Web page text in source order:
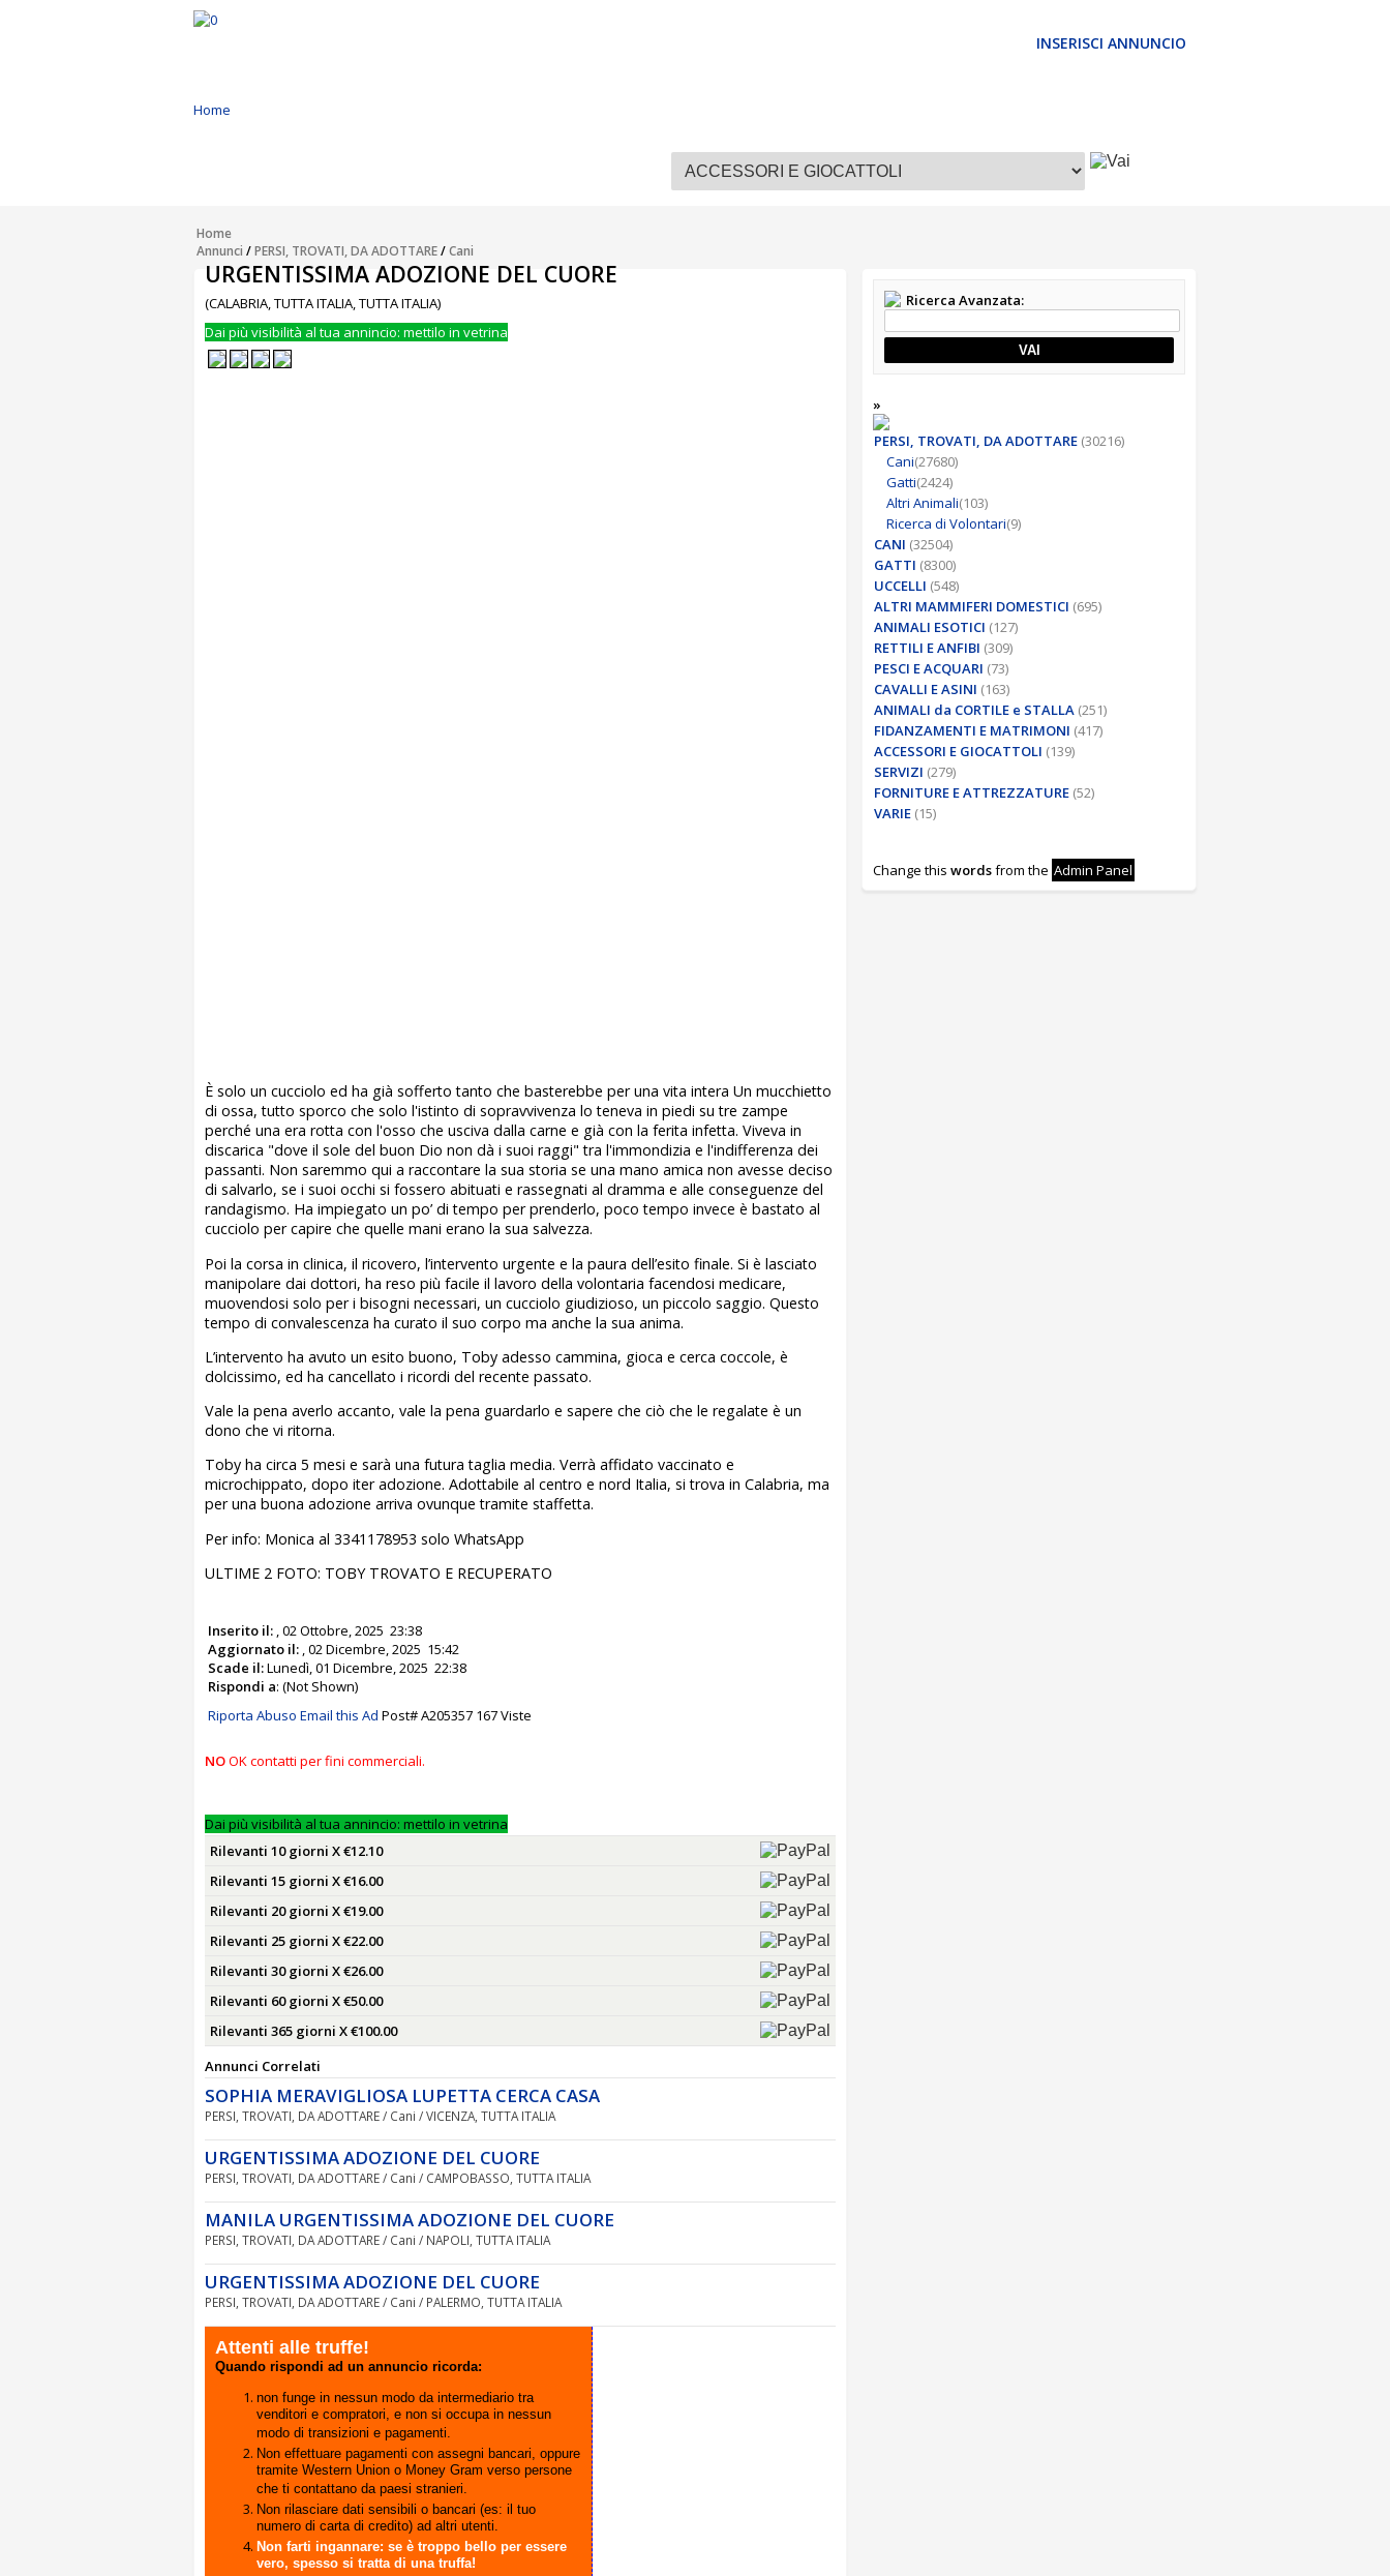
INSERISCI ANNUNCIO
Home
Modifica
Home
Annunci /PERSI, TROVATI, DA ADOTTARE/Cani
URGENTISSIMA ADOZIONE DEL CUORE
(CALABRIA, TUTTA ITALIA, TUTTA ITALIA)
Dai più visibilità al tua annincio: mettilo in vetrina
È solo un cucciolo ed ha già sofferto tanto che basterebbe per una vita intera Un mucchietto
di ossa, tutto sporco che solo l'istinto di sopravvivenza lo teneva in piedi su tre zampe
perché una era rotta con l'osso che usciva dalla carne e già con la ferita infetta. Viveva in
discarica "dove il sole del buon Dio non dà i suoi raggi" tra l'immondizia e l'indifferenza dei
passanti. Non saremmo qui a raccontare la sua storia se una mano amica non avesse deciso
di salvarlo, se i suoi occhi si fossero abituati e rassegnati al dramma e alle conseguenze del
randagismo. Ha impiegato un po’ di tempo per prenderlo, poco tempo invece è bastato al
cucciolo per capire che quelle mani erano la sua salvezza.
Poi la corsa in clinica, il ricovero, l’intervento urgente e la paura dell’esito finale. Si è lasciato
manipolare dai dottori, ha reso più facile il lavoro della volontaria facendosi medicare,
muovendosi solo per i bisogni necessari, un cucciolo giudizioso, un piccolo saggio. Questo
tempo di convalescenza ha curato il suo corpo ma anche la sua anima.
L’intervento ha avuto un esito buono, Toby adesso cammina, gioca e cerca coccole, è
dolcissimo, ed ha cancellato i ricordi del recente passato.
Vale la pena averlo accanto, vale la pena guardarlo e sapere che ciò che le regalate è un
dono che vi ritorna.
Toby ha circa 5 mesi e sarà una futura taglia media. Verrà affidato vaccinato e
microchippato, dopo iter adozione. Adottabile al centro e nord Italia, si trova in Calabria, ma
per una buona adozione arriva ovunque tramite staffetta.
Per info: Monica al 3341178953 solo WhatsApp
ULTIME 2 FOTO: TOBY TROVATO E RECUPERATO
Inserito il: , 02 Ottobre, 2025 23:38
Aggiornato il: , 02 Dicembre, 2025 15:42
Scade il:Lunedì, 01 Dicembre, 2025 22:38
Rispondi a: (Not Shown)
Riporta Abuso Email this Ad Post# A205357 167 Viste
NOOK contatti per fini commerciali.
Dai più visibilità al tua annincio: mettilo in vetrina
Rilevanti 10 giorni X €12.10
Rilevanti 15 giorni X €16.00
Rilevanti 20 giorni X €19.00
Rilevanti 25 giorni X €22.00
Rilevanti 30 giorni X €26.00
Rilevanti 60 giorni X €50.00
Rilevanti 365 giorni X €100.00
Annunci Correlati
SOPHIA MERAVIGLIOSA LUPETTA CERCA CASA
PERSI, TROVATI, DA ADOTTARE / Cani / VICENZA, TUTTA ITALIA
URGENTISSIMA ADOZIONE DEL CUORE
PERSI, TROVATI, DA ADOTTARE / Cani / CAMPOBASSO, TUTTA ITALIA
MANILA URGENTISSIMA ADOZIONE DEL CUORE
PERSI, TROVATI, DA ADOTTARE / Cani / NAPOLI, TUTTA ITALIA
URGENTISSIMA ADOZIONE DEL CUORE
PERSI, TROVATI, DA ADOTTARE / Cani / PALERMO, TUTTA ITALIA
Attenti alle truffe!
Quando rispondi ad un annuncio ricorda:
non funge in nessun modo da intermediario tra
venditori e compratori, e non si occupa in nessun
modo di transizioni e pagamenti.
Non effettuare pagamenti con assegni bancari, oppure
tramite Western Union o Money Gram verso persone
che ti contattano da paesi stranieri.
Non rilasciare dati sensibili o bancari (es: il tuo
numero di carta di credito) ad altri utenti.
Non farti ingannare: se è troppo bello per essere
vero, spesso si tratta di una truffa!
Ricerca Avanzata:
VAI
»
PERSI, TROVATI, DA ADOTTARE (30216)
Cani(27680)
Gatti(2424)
Altri Animali(103)
Ricerca di Volontari(9)
CANI (32504)
GATTI (8300)
UCCELLI (548)
ALTRI MAMMIFERI DOMESTICI (695)
ANIMALI ESOTICI (127)
RETTILI E ANFIBI (309)
PESCI E ACQUARI (73)
CAVALLI E ASINI (163)
ANIMALI da CORTILE e STALLA (251)
FIDANZAMENTI E MATRIMONI (417)
ACCESSORI E GIOCATTOLI (139)
SERVIZI (279)
FORNITURE E ATTREZZATURE (52)
VARIE (15)
Change this wordsfrom the Admin Panel